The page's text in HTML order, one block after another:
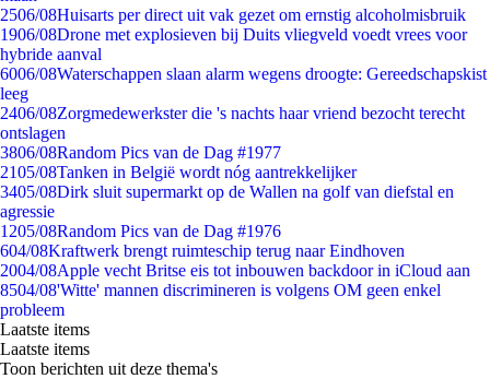
2506/08Huisarts per direct uit vak gezet om ernstig alcoholmisbruik
1906/08Drone met explosieven bij Duits vliegveld voedt vrees voor
hybride aanval
6006/08Waterschappen slaan alarm wegens droogte: Gereedschapskist
leeg
2406/08Zorgmedewerkster die 's nachts haar vriend bezocht terecht
ontslagen
3806/08Random Pics van de Dag #1977
2105/08Tanken in België wordt nóg aantrekkelijker
3405/08Dirk sluit supermarkt op de Wallen na golf van diefstal en
agressie
1205/08Random Pics van de Dag #1976
604/08Kraftwerk brengt ruimteschip terug naar Eindhoven
2004/08Apple vecht Britse eis tot inbouwen backdoor in iCloud aan
8504/08'Witte' mannen discrimineren is volgens OM geen enkel
probleem
Laatste items
Laatste items
Toon berichten uit deze thema's